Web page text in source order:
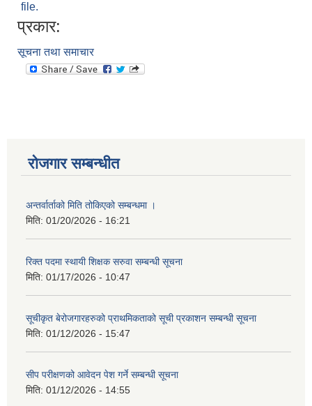
file.
प्रकार:
सूचना तथा समाचार
रोजगार सम्बन्धीत
अन्तर्वार्ताको मिति तोकिएको सम्बन्धमा ।
मिति: 01/20/2026 - 16:21
रिक्त पदमा स्थायी शिक्षक सरुवा सम्बन्धी सूचना
मिति: 01/17/2026 - 10:47
सूचीकृत बेरोजगारहरुको प्राथमिकताको सूची प्रकाशन सम्बन्धी सूचना
मिति: 01/12/2026 - 15:47
सीप परीक्षणको आवेदन पेश गर्ने सम्बन्धी सूचना
मिति: 01/12/2026 - 14:55